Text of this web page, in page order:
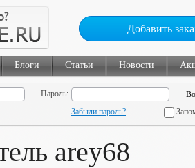
Добавить
Блоги Статьи Новости
Пароль:
Забыли пароль?
arey68